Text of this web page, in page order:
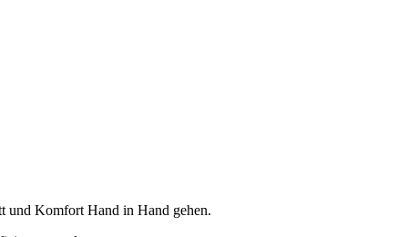
und Komfort Hand in Hand gehen.